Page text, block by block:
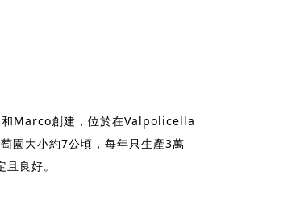
Marco創建，位於在Valpolicella
園大小約7公頃，每年只生產3萬
良好。